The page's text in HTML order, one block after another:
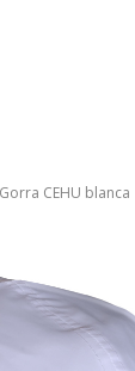
CEHU blanca